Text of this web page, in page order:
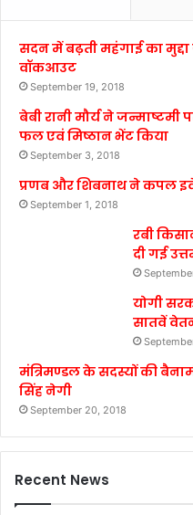
सदन में बढ़ती महंगाई का
वॉकआउट
September 19, 2018
बेबी रानी मौर्य ने
फल एवं मिष्ठान भेंट किया
September 3, 2018
प्रणब और शिबनाथ ने कपल
September 1, 2018
रबी
दी गई
योगी
सातवें
मंत्रिमण्डल के सदस्यों की
सिंह नेगी
September 20, 2018
Recent News